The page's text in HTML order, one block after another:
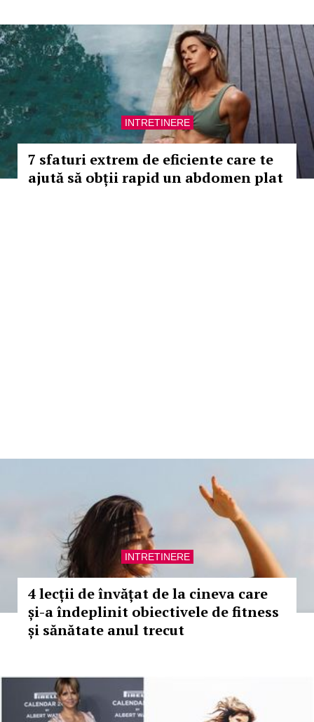
INTRETINERE
7 sfaturi extrem de eficiente care te
ajută să obții rapid un abdomen plat
INTRETINERE
4 lecții de învățat de la cineva care
și-a îndeplinit obiectivele de fitness
și sănătate anul trecut